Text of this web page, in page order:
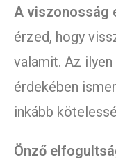
A viszonosság
érzed, hogy
valamit. Az
érdekében
inkább
Önző